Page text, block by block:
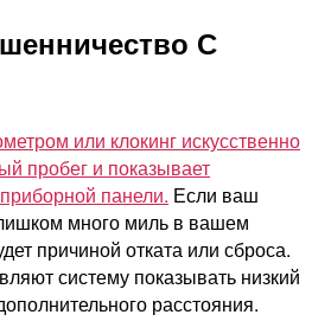
С
или клокинг искусственно
пробег и показывает
панели. Если ваш
много миль в вашем
причиной отката или сброса.
систему показывать низкий
расстояния.